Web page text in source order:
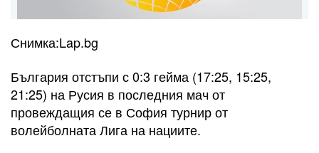
Снимка:Lap.bg
България отстъпи с 0:3 гейма (17:25, 15:25,
21:25) на Русия в последния мач от
провеждащия се в София турнир от
волейболната Лига на нациите.